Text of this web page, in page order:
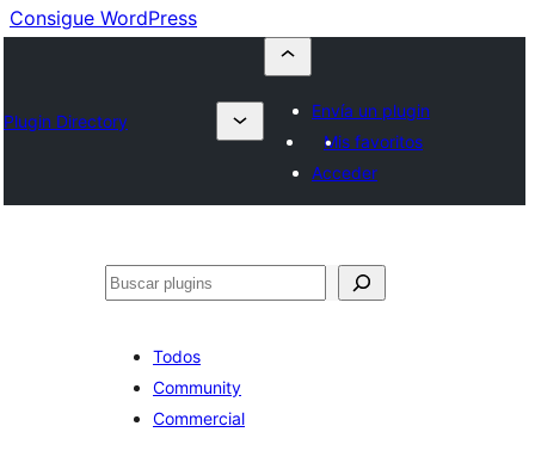
Consigue WordPress
Plugin Directory
Envía un plugin
Mis favoritos
Acceder
Buscar
Todos
Community
Commercial